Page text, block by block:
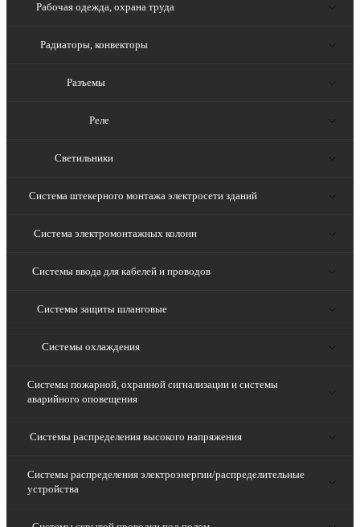
Рабочая одежда, охрана труда
Радиаторы, конвекторы
Разъемы
Реле
Светильники
Система штекерного монтажа электросети зданий
Система электромонтажных колонн
Системы ввода для кабелей и проводов
Системы защиты шланговые
Системы охлаждения
Системы пожарной, охранной сигнализации и системы
аварийного оповещения
Системы распределения высокого напряжения
Системы распределения электроэнергии/распределительные
устройства